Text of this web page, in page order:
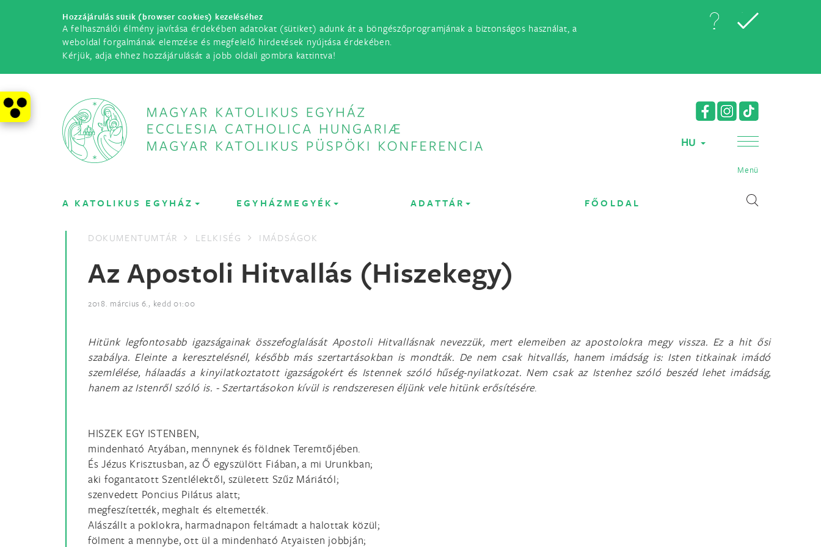
Hozzájárulás sütik (browser cookies) kezeléséhez
A felhasználói élmény javítása érdekében adatokat (sütiket) adunk át a böngészőprogramjának a biztonságos használat, a
weboldal forgalmának elemzése és megfelelő hirdetések nyújtása érdekében.
Kérjük, adja ehhez hozzájárulását a jobb oldali gombra kattintva!
HU
Menü
A KATOLIKUS EGYHÁZ EGYHÁZMEGYÉK ADATTÁR FŐOLDAL
DOKUMENTUMTÁR LELKISÉG IMÁDSÁGOK
Az Apostoli Hitvallás (Hiszekegy)
2018. március 6., kedd 01:00
Hitünk legfontosabb igazságainak összefoglalását Apostoli Hitvallásnak nevezzük, mert elemeiben az apostolokra megy vissza. Ez a hit ősi
szabálya. Eleinte a keresztelésnél, később más szertartásokban is mondták. De nem csak hitvallás, hanem imádság is: Isten titkainak imádó
szemlélése, hálaadás a kinyilatkoztatott igazságokért és Istennek szóló hűség-nyilatkozat. Nem csak az Istenhez szóló beszéd lehet imádság,
hanem az Istenről szóló is. - Szertartásokon kívül is rendszeresen éljünk vele hitünk erősítésére.
HISZEK EGY ISTENBEN,
mindenható Atyában, mennynek és földnek Teremtőjében.
És Jézus Krisztusban, az Ő egyszülött Fiában, a mi Urunkban;
aki fogantatott Szentlélektől, született Szűz Máriától;
szenvedett Poncius Pilátus alatt;
megfeszítették, meghalt és eltemették.
Alászállt a poklokra, harmadnapon feltámadt a halottak közül;
fölment a mennybe, ott ül a mindenható Atyaisten jobbján;